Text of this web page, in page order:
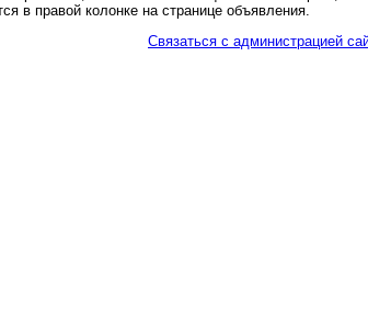
в правой колонке на странице объявления.
Связаться с администрацией